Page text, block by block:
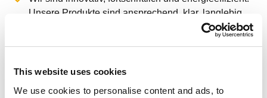
This website uses cookies
We use cookies to personalise content and ads, to
Unsere Produkte sind ansprechend, klar, langlebig